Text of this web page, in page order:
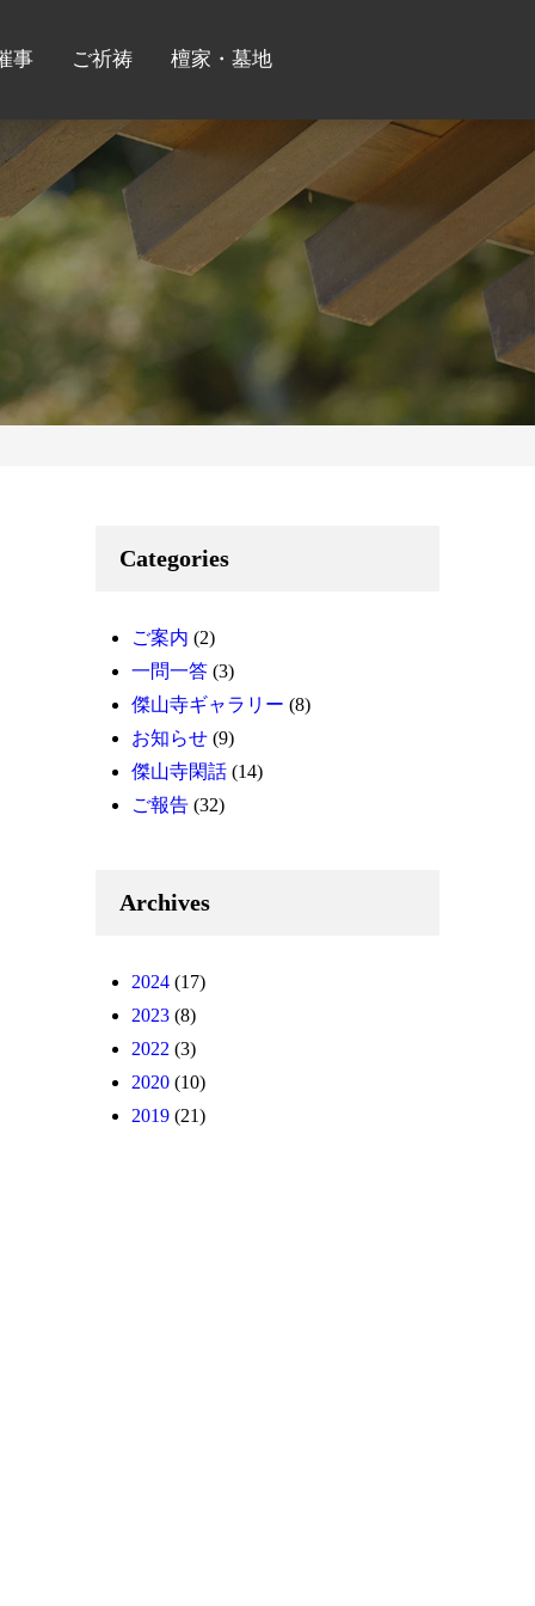
事 ご祈祷 檀家・墓地
Categories
ご案内 (2)
一問一答 (3)
傑山寺ギャラリー (8)
お知らせ (9)
傑山寺閑話 (14)
ご報告 (32)
Archives
2024 (17)
2023 (8)
2022 (3)
2020 (10)
2019 (21)